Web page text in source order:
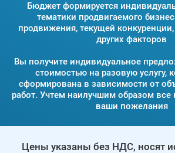
Бюджет формируется
тематики продвигаемого
продвижения, текущей
других факторов
Вы получите индивидуальное
стоимостью на разовую услугу,
сформирована в зависимости от
работ. Учтем наилучшим образом
ваши пожелания
Цены указаны без НДС, носят